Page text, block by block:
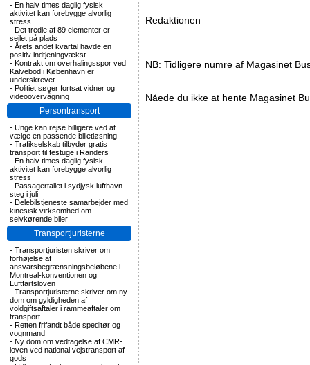
- En halv times daglig fysisk
aktivitet kan forebygge alvorlig
stress
- Det tredie af 89 elementer er
sejlet på plads
- Årets andet kvartal havde en
positiv indtjeningvækst
- Kontrakt om overhalingsspor ved
Kalvebod i København er
underskrevet
- Politiet søger fortsat vidner og
videoovervågning
Persontransport
- Unge kan rejse billigere ved at
vælge en passende billetløsning
- Trafikselskab tilbyder gratis
transport til festuge i Randers
- En halv times daglig fysisk
aktivitet kan forebygge alvorlig
stress
- Passagertallet i sydjysk lufthavn
steg i juli
- Delebilstjeneste samarbejder med
kinesisk virksomhed om
selvkørende biler
Transportjuristerne
- Transportjuristen skriver om
forhøjelse af
ansvarsbegrænsningsbeløbene i
Montreal-konventionen og
Luftfartsloven
- Transportjuristerne skriver om ny
dom om gyldigheden af
voldgiftsaftaler i rammeaftaler om
transport
- Retten frifandt både speditør og
vognmand
- Ny dom om vedtagelse af CMR-
loven ved national vejstransport af
gods
Redaktionen
NB: Tidligere numre af Magasinet
Nåede du ikke at hente Magasinet